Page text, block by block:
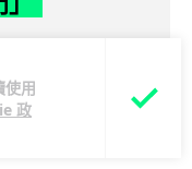
使用
政
移動充電機